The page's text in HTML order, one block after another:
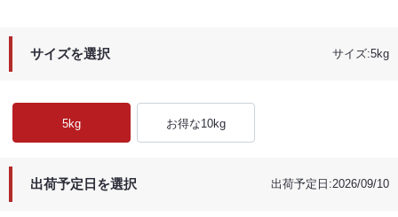
サイズを選択 サイズ:5kg
5kg お得な10kg
出荷予定日を選択 出荷予定日:2026/09/10